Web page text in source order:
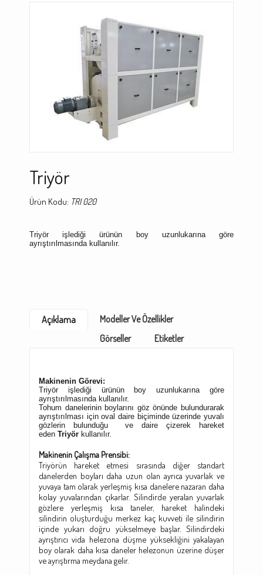
Triyör
Ürün Kodu: TRI 020
Triyör işlediği ürünün boy uzunlukarına göre
ayrıştırılmasında kullanılır.
Açıklama
Modeller Ve Özellikler
Görseller
Etiketler
Makinenin Görevi:
Triyör işlediği ürünün boy uzunlukarına göre
ayrıştırılmasında kullanılır.
Tohum danelerinin boylarını göz önünde bulundurarak
ayrıştırılması için oval daire biçiminde üzerinde yuvalı
gözlerin bulunduğu ve daire çizerek hareket
eden Triyör kullanılır.
Makinenin Çalışma Prensibi:
Triyörün hareket etmesi sırasında diğer standart
danelerden boyları daha uzun olan ayrıca yuvarlak ve
yuvaya tam olarak yerleşmiş kısa danelere nazaran daha
kolay yuvalarından çıkarlar. Silindirde yeralan yuvarlak
gözlere yerleşmiş kısa taneler, hareket halindeki
silindirin oluşturduğu merkez kaç kuvveti ile silindirin
içinde yukarı doğru yükselmeye başlar. Silindirdeki
ayrıştırıcı vida helezona düşme yüksekliğini yakalayan
boy olarak daha kısa daneler helezonun üzerine düşer
ve ayrıştırma meydana gelir.